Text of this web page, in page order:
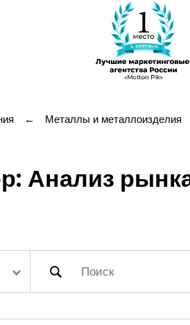
← Металлы и металлоизделия
Анализ